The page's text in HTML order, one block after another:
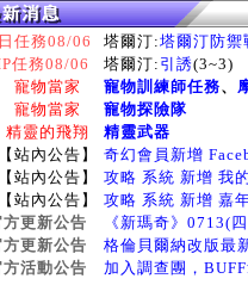
任務08/06 塔爾汀:塔爾汀防禦
任務08/06
塔爾汀: 引誘(3~3)
寵物當家
寵物訓練師任務、
寵物當家
寵物探險隊
精靈的飛翔
精靈武器
【站內公告】
奇幻會員新增
【站內公告】
攻略 系統 新增 我
【站內公告】
攻略 系統 新增 嘉
方更新公告
《新瑪奇》0713(
方更新公告
格倫貝爾納改版最
方活動公告
加入調查團，